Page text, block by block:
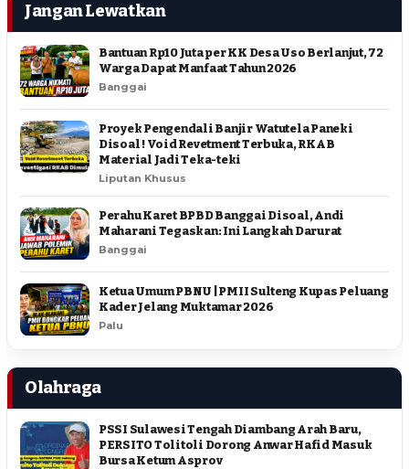
Jangan Lewatkan
Bantuan Rp10 Juta per KK Desa Uso Berlanjut, 72
Warga Dapat Manfaat Tahun 2026
Banggai
Proyek Pengendali Banjir Watutela Paneki
Disoal ! Void Revetment Terbuka, RKAB
Material Jadi Teka-teki
Liputan Khusus
Perahu Karet BPBD Banggai Disoal, Andi
Maharani Tegaskan: Ini Langkah Darurat
Banggai
Ketua Umum PBNU | PMII Sulteng Kupas Peluang
Kader Jelang Muktamar 2026
Palu
Olahraga
PSSI Sulawesi Tengah Diambang Arah Baru,
PERSITO Tolitoli Dorong Anwar Hafid Masuk
Bursa Ketum Asprov